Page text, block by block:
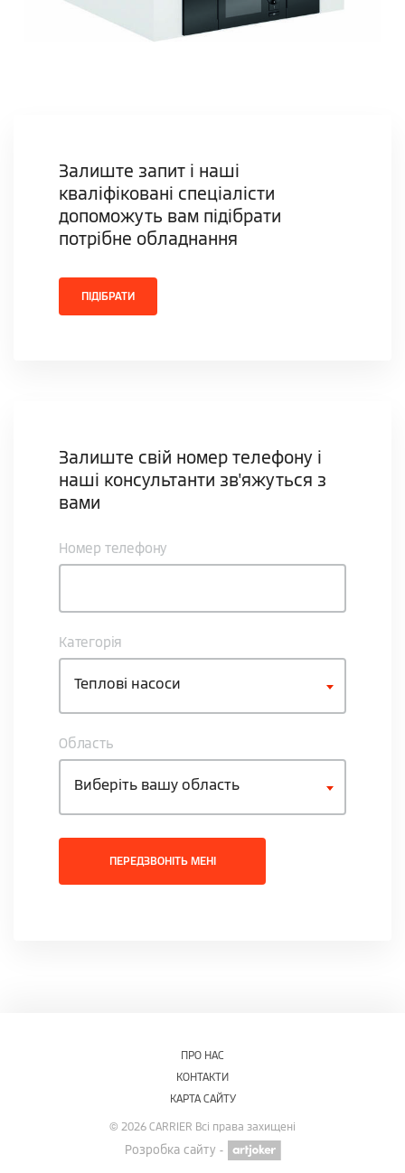
Залиште запит і наші
кваліфіковані спеціалісти
допоможуть вам підібрати
потрібне обладнання
ПІДІБРАТИ
Залиште свій номер телефону і
наші консультанти зв'яжуться з
вами
Номер телефону
Категорія
Теплові насоси
Область
Виберіть вашу область
ПЕРЕДЗВОНІТЬ МЕНІ
© 2026 CARRIER Всі права захищені
ПРО НАС
КОНТАКТИ
КАРТА САЙТУ
Розробка сайту -